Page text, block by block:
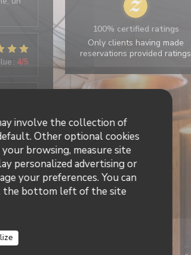
involve the collection of
Other optional cookies
browsing, measure site
personalized advertising or
your preferences. You can
the bottom left of the site
: 4/5
: 4/5
:4
100% certified ratings
Only clients having made
reservations provided ratings